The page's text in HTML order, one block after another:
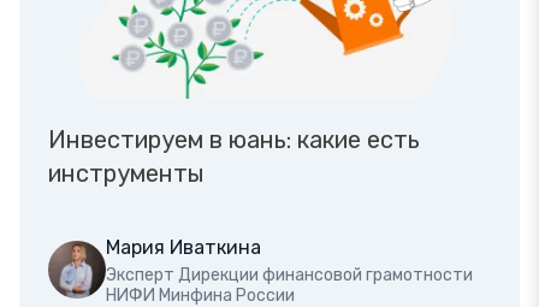
Инвестируем в юань: какие есть
инструменты
Мария Иваткина
Эксперт Дирекции финансовой грамотности
НИФИ Минфина России